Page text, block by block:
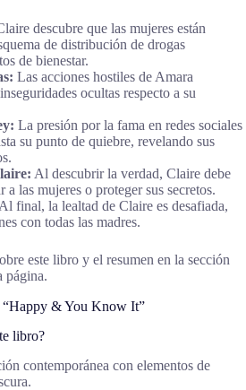
descubre que las mujeres están
de distribución de drogas
de bienestar.
Las acciones hostiles de Amara
ocultas respecto a su
La presión por la fama en redes sociales
su punto de quiebre, revelando sus
Al descubrir la verdad, Claire debe
a las mujeres o proteger sus secretos.
Al final, la lealtad de Claire es desafiada,
con todas las madres.
este libro y el resumen en la sección
página.
“Happy & You Know It”
libro?
contemporánea con elementos de